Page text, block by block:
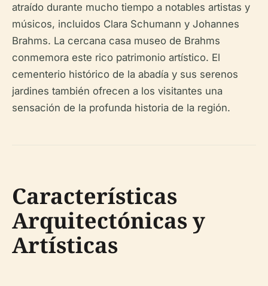
atraído durante mucho tiempo a notables artistas y
músicos, incluidos Clara Schumann y Johannes
Brahms. La cercana casa museo de Brahms
conmemora este rico patrimonio artístico. El
cementerio histórico de la abadía y sus serenos
jardines también ofrecen a los visitantes una
sensación de la profunda historia de la región.
Características
Arquitectónicas y
Artísticas